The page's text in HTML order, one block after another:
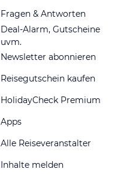
Fragen & Antworten
Deal-Alarm, Gutscheine
uvm.
Newsletter abonnieren
Reisegutschein kaufen
HolidayCheck Premium
Apps
Alle Reiseveranstalter
Inhalte melden